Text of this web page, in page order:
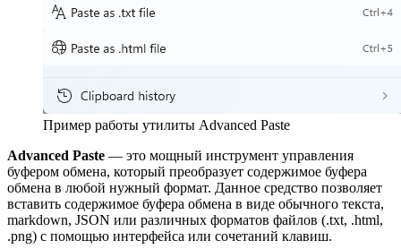
Пример работы утилиты Advanced Paste
Advanced Paste — это мощный инструмент управления
буфером обмена, который преобразует содержимое буфера
обмена в любой нужный формат. Данное средство позволяет
вставить содержимое буфера обмена в виде обычного текста,
markdown, JSON или различных форматов файлов (.txt, .html,
.png) с помощью интерфейса или сочетаний клавиш.